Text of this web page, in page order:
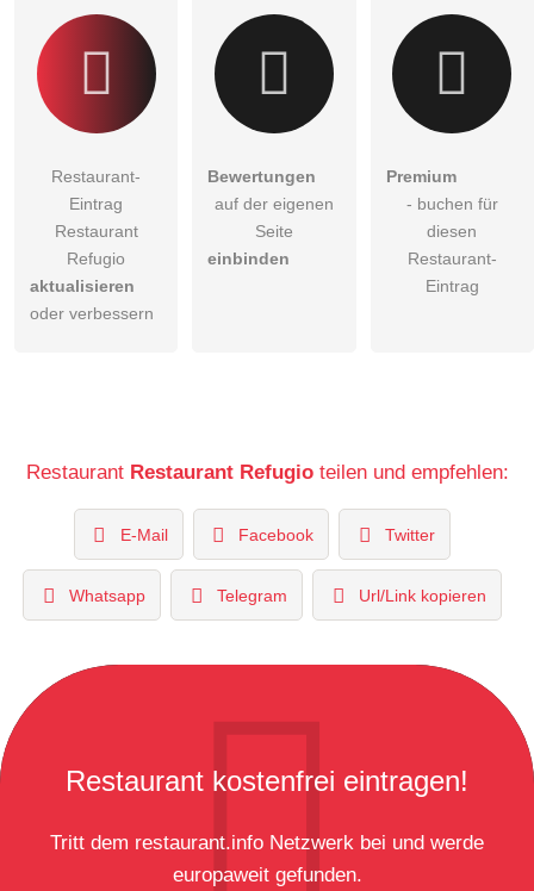
Restaurant-
Eintrag
Restaurant
Refugio
aktualisieren
oder verbessern
Bewertungen
auf der eigenen
Seite
einbinden
Premium
- buchen für
diesen
Restaurant-
Eintrag
Restaurant Restaurant Refugioteilen und empfehlen:
E-Mail Facebook Twitter
Whatsapp Telegram Url/Link kopieren
Restaurant kostenfrei eintragen!
Tritt dem restaurant.info Netzwerk bei und werde
europaweit gefunden.